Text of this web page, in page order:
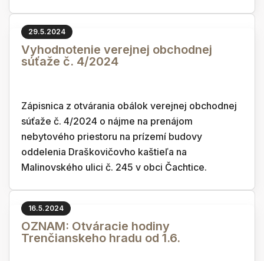
29.5.2024
Vyhodnotenie verejnej obchodnej
súťaže č. 4/2024
Zápisnica z otvárania obálok verejnej obchodnej
súťaže č. 4/2024 o nájme na prenájom
nebytového priestoru na prízemí budovy
oddelenia Draškovičovho kaštieľa na
Malinovského ulici č. 245 v obci Čachtice.
16.5.2024
OZNAM: Otváracie hodiny
Trenčianskeho hradu od 1.6.